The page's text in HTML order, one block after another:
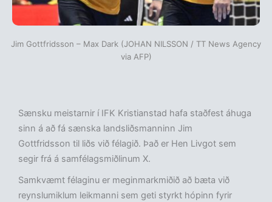
Jim Gottfridsson – Max Dark (JOHAN NILSSON / TT News Agency
via AFP)
Sænsku meistarnir í IFK Kristianstad hafa staðfest áhuga
sinn á að fá sænska landsliðsmanninn Jim
Gottfridsson til liðs við félagið. Það er Hen Livgot sem
segir frá á samfélagsmiðlinum X.
Samkvæmt félaginu er meginmarkmiðið að bæta við
reynslumiklum leikmanni sem geti styrkt hópinn fyrir